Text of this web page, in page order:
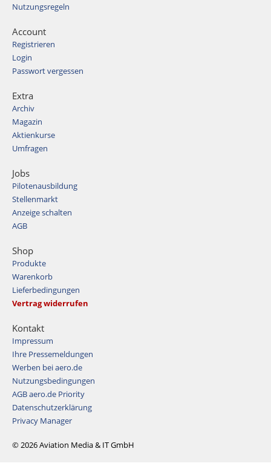
Nutzungsregeln
Account
Registrieren
Login
Passwort vergessen
Extra
Archiv
Magazin
Aktienkurse
Umfragen
Jobs
Pilotenausbildung
Stellenmarkt
Anzeige schalten
AGB
Shop
Produkte
Warenkorb
Lieferbedingungen
Vertrag widerrufen
Kontakt
Impressum
Ihre Pressemeldungen
Werben bei aero.de
Nutzungsbedingungen
AGB aero.de Priority
Datenschutzerklärung
Privacy Manager
© 2026 Aviation Media & IT GmbH